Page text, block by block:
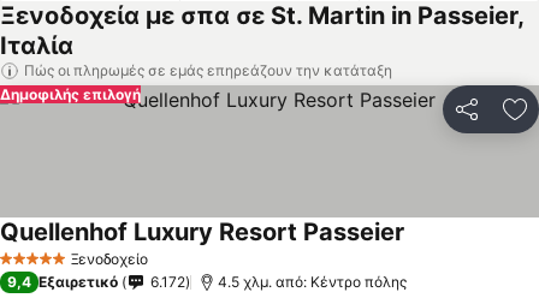
Ξενοδοχεία με σπα σε St. Martin in Passeier,
Ιταλία
Πώς οι πληρωμές σε εμάς επηρεάζουν την κατάταξη
Δημοφιλής επιλογή
5 Αστέρια Ξενοδοχείο
Quellenhof Luxury Resort Passeier
9,4 Εξαιρετικό 6.172 4.5 χλμ. από: Κέντρο πόλης